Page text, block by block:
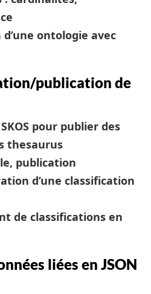
ontologie avec
publication de
pour publier des
thesaurus
publication
d’une classification
de classifications en
liées en JSON